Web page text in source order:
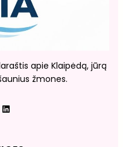
apie Klaipėdą, jūrą
žmones.
LinkedIn